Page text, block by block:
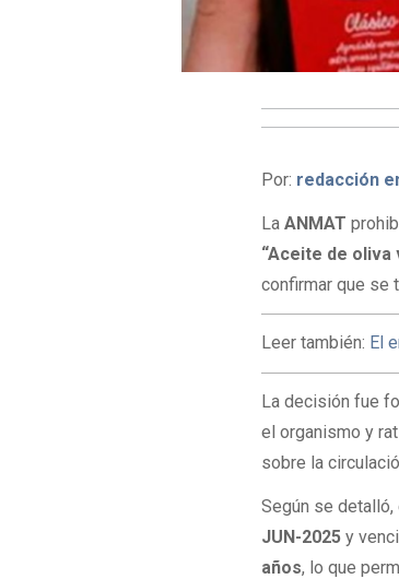
Por: redacción
LaANMAT
“Aceite de
confirmar que se
Leer también: El
La decisión fue
el organismo y
sobre la
Según se
JUN-2025 y
años, lo que